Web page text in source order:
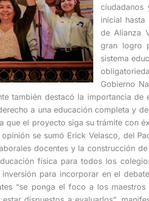
ciudadanos
inicial hasta
de Alianza
gran logro
sistema
Gobierno
también destacó la importancia
a una educación completa y
que el proyecto siga su trámite con
se sumó Erick Velasco, del
docentes y la construcción
física para todos los
para incorporar en el
“se ponga el foco a los